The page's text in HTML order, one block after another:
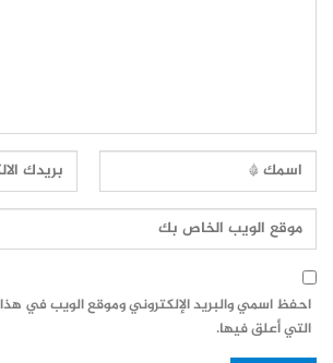
احفظ اسمي والبريد الإلكتروني وموقع الويب في هذا
التي أعلق فيها.